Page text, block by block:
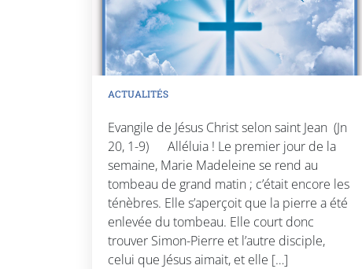
ACTUALITÉS
Evangile de Jésus Christ selon saint Jean (Jn
20, 1-9) Alléluia ! Le premier jour de la
semaine, Marie Madeleine se rend au
tombeau de grand matin ; c’était encore les
ténèbres. Elle s’aperçoit que la pierre a été
enlevée du tombeau. Elle court donc
trouver Simon-Pierre et l’autre disciple,
celui que Jésus aimait, et elle […]